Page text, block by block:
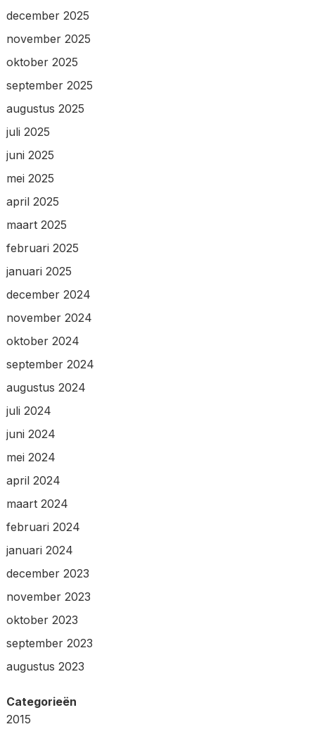
december 2025
november 2025
oktober 2025
september 2025
augustus 2025
juli 2025
juni 2025
mei 2025
april 2025
maart 2025
februari 2025
januari 2025
december 2024
november 2024
oktober 2024
september 2024
augustus 2024
juli 2024
juni 2024
mei 2024
april 2024
maart 2024
februari 2024
januari 2024
december 2023
november 2023
oktober 2023
september 2023
augustus 2023
Categorieën
2015